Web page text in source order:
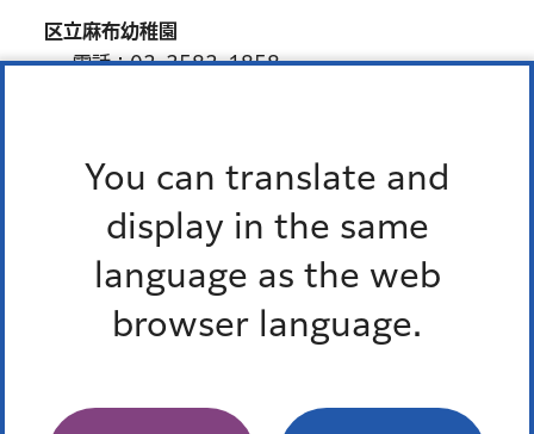
You can translate and
display in the same
language as the web
browser language.
区立麻布幼稚園
電話：03-3583-1858
区立本村幼稚園
電話：03-3446-3677
区立中之町幼稚園
電話：03-3405-7619
区立青南幼稚園
区立にじのはし幼稚園